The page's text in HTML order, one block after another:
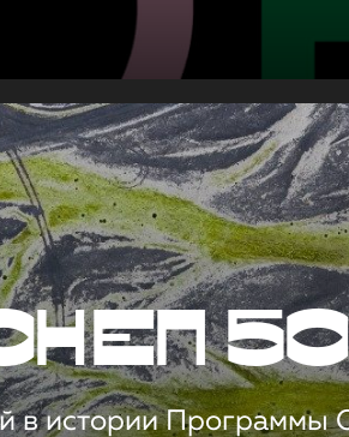
50
в истории